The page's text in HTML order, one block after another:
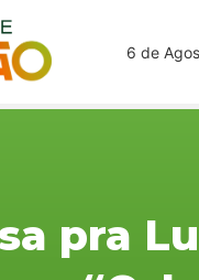
6 de
pra